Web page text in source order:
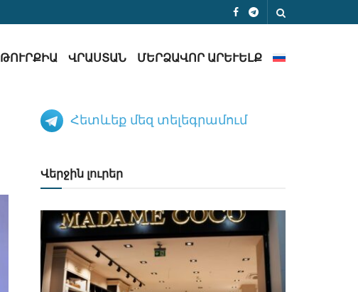
ԹՈՒՐՔԻԱ ՎՐԱՍՏԱՆ ՄԵՐՁԱՎՈՐ ԱՐԵՒԵԼՔ
Հետևեք մեզ տելեգրամում
Վերջին լուրեր